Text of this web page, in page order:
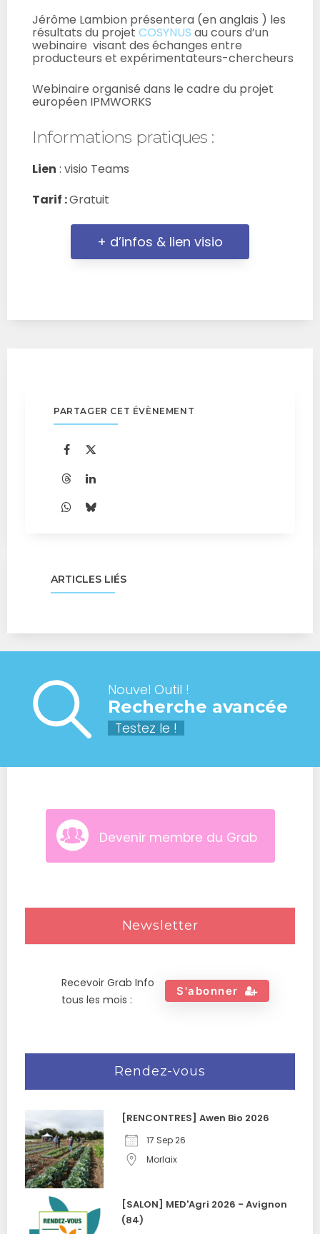
Jérôme Lambion présentera (en anglais ) les
résultats du projet COSYNUS au cours d’un
webinaire visant des échanges entre
producteurs et expérimentateurs-chercheurs
Webinaire organisé dans le cadre du projet
européen IPMWORKS
Informations pratiques :
Lien : visio Teams
Tarif :Gratuit
+ d’infos & lien visio
PARTAGER CET ÉVÈNEMENT
ARTICLES LIÉS
Nouvel Outil !
Recherche avancée
Testez le !
Devenir membre du Grab
Newsletter
Recevoir Grab Info
tous les mois :
S'abonner
Rendez-vous
[RENCONTRES] Awen Bio 2026
17 Sep 26
Morlaix
[SALON] MED'Agri 2026 - Avignon
(84)